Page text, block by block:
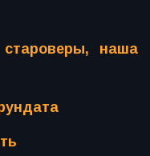
наша